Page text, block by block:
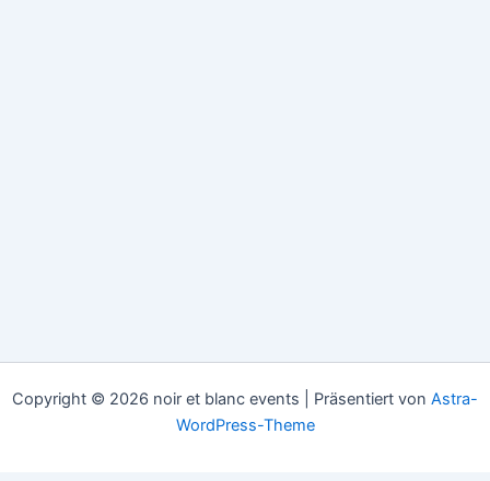
Copyright © 2026 noir et blanc events | Präsentiert von Astra-
WordPress-Theme